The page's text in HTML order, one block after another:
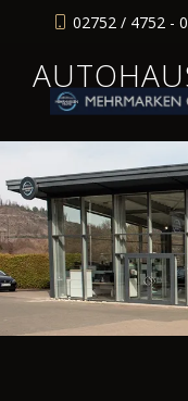
02752 / 4752 - 0